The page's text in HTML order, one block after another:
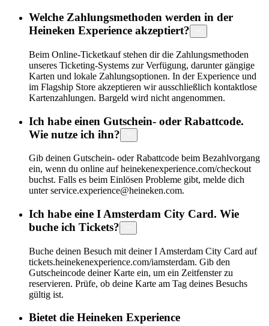
Welche Zahlungsmethoden werden in der
Heineken Experience akzeptiert?
Beim Online-Ticketkauf stehen dir die Zahlungsmethoden
unseres Ticketing-Systems zur Verfügung, darunter gängige
Karten und lokale Zahlungsoptionen. In der Experience und
im Flagship Store akzeptieren wir ausschließlich kontaktlose
Kartenzahlungen. Bargeld wird nicht angenommen.
Ich habe einen Gutschein- oder Rabattcode.
Wie nutze ich ihn?
Gib deinen Gutschein- oder Rabattcode beim Bezahlvorgang
ein, wenn du online auf heinekenexperience.com/checkout
buchst. Falls es beim Einlösen Probleme gibt, melde dich
unter service.experience@heineken.com.
Ich habe eine I Amsterdam City Card. Wie
buche ich Tickets?
Buche deinen Besuch mit deiner I Amsterdam City Card auf
tickets.heinekenexperience.com/iamsterdam. Gib den
Gutscheincode deiner Karte ein, um ein Zeitfenster zu
reservieren. Prüfe, ob deine Karte am Tag deines Besuchs
gültig ist.
Bietet die Heineken Experience